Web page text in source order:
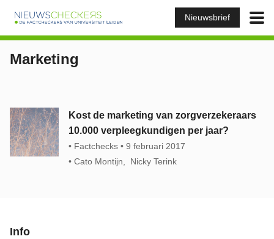
Nieuwsbrief
Marketing
Kost de marketing van zorgverzekeraars
10.000 verpleegkundigen per jaar?
Factchecks
9 februari 2017
Cato Montijn
Nicky Terink
Info